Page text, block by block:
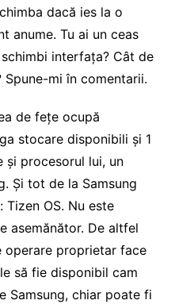
dacă ies la o
anume. Tu ai un ceas
interfața? Cât de
mi în comentarii.
de fețe ocupă
stocare disponibili și 1
și procesorul lui, un
Și tot de la Samsung
Tizen OS. Nu este
asemănător. De altfel
operare proprietar face
să fie disponibil cam
Samsung, chiar poate fi